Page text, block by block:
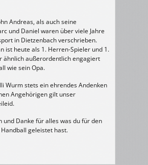
Andreas, als auch seine
und Daniel waren über viele Jahre
in Dietzenbach verschrieben.
ist heute als 1. Herren-Spieler und 1.
ähnlich außerordentlich engagiert
wie sein Opa.
Wurm stets ein ehrendes Andenken
Angehörigen gilt unser
und Danke für alles was du für den
geleistet hast.